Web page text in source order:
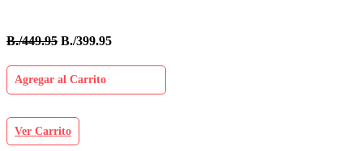
B./449.95 B./399.95
Agregar al Carrito
Ver Carrito